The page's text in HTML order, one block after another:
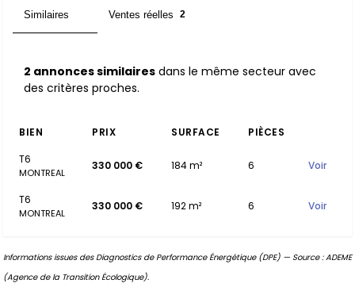
Similaires Ventes réelles 2
2 annonces similaires dans le même secteur avec
des critères proches.
BIEN PRIX SURFACE
PIÈCES
T6
MONTREAL
330 000 € 184 m² 6 Voir
T6
MONTREAL
330 000 € 192 m² 6 Voir
Informations issues des Diagnostics de Performance Énergétique (DPE) — Source : ADEME
(Agence de la Transition Écologique).